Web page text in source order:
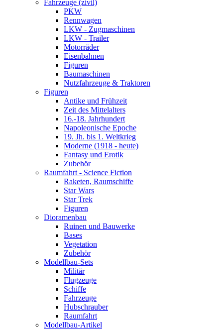
Fahrzeuge (zivil)
PKW
Rennwagen
LKW - Zugmaschinen
LKW - Trailer
Motorräder
Eisenbahnen
Figuren
Baumaschinen
Nutzfahrzeuge & Traktoren
Figuren
Antike und Frühzeit
Zeit des Mittelalters
16.-18. Jahrhundert
Napoleonische Epoche
19. Jh. bis 1. Weltkrieg
Moderne (1918 - heute)
Fantasy und Erotik
Zubehör
Raumfahrt - Science Fiction
Raketen, Raumschiffe
Star Wars
Star Trek
Figuren
Dioramenbau
Ruinen und Bauwerke
Bases
Vegetation
Zubehör
Modellbau-Sets
Militär
Flugzeuge
Schiffe
Fahrzeuge
Hubschrauber
Raumfahrt
Modellbau-Artikel